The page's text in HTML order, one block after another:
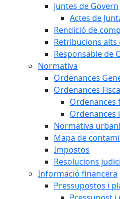
Juntes de Govern
Actes de
Rendició de
Retribucions alts
Responsable de
Normativa
Ordenances
Ordenances
Ordenances
Ordenances
Normativa
Mapa de
Impostos
Resolucions
Informació financera
Pressupostos i